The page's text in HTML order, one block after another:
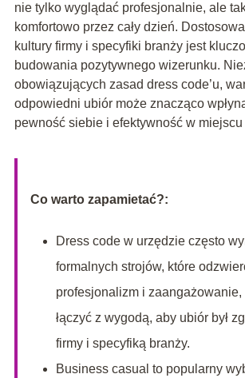
nie tylko wyglądać profesjonalnie, ale
komfortowo przez cały dzień.
kultury firmy i specyfiki branży jest
budowania pozytywnego wizerunku.
obowiązujących zasad dress code’u,
odpowiedni ubiór może znacząco
pewność siebie i efektywność w miejscu
Co warto zapamietać?:
Dress code w urzędzie często
formalnych strojów, które
profesjonalizm i
łączyć z wygodą, aby ubiór był
firmy i specyfiką branży.
Business casual to popularny